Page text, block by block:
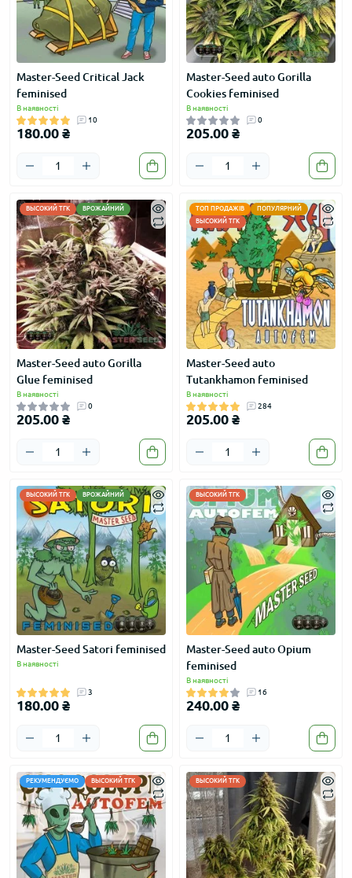
Master-Seed Critical Jack
feminised
В наявності
10
180.00 ₴
Master-Seed auto Gorilla
Cookies feminised
В наявності
0
205.00 ₴
ВЫСОКИЙ ТГК ВРОЖАЙНИЙ
Master-Seed auto Gorilla
Glue feminised
В наявності
0
205.00 ₴
ТОП ПРОДАЖІВ
ПОПУЛЯРНИЙ
ВЫСОКИЙ ТГК
Master-Seed auto
Tutankhamon feminised
В наявності
284
205.00 ₴
ВЫСОКИЙ ТГК ВРОЖАЙНИЙ
Master-Seed Satori feminised
В наявності
3
180.00 ₴
ВЫСОКИЙ ТГК
Master-Seed auto Opium
feminised
В наявності
16
240.00 ₴
РЕКУМЕНДУЄМО ВЫСОКИЙ ТГК ВЫСОКИЙ ТГК